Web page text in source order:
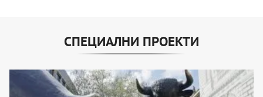
СПЕЦИАЛНИ ПРОЕКТИ